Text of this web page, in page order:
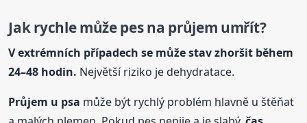
Jak rychle může pes na průjem umřít?
V extrémních případech se může stav zhoršit během
24–48 hodin. Největší riziko je dehydratace.
Průjem u psa může být rychlý problém hlavně u štěňat